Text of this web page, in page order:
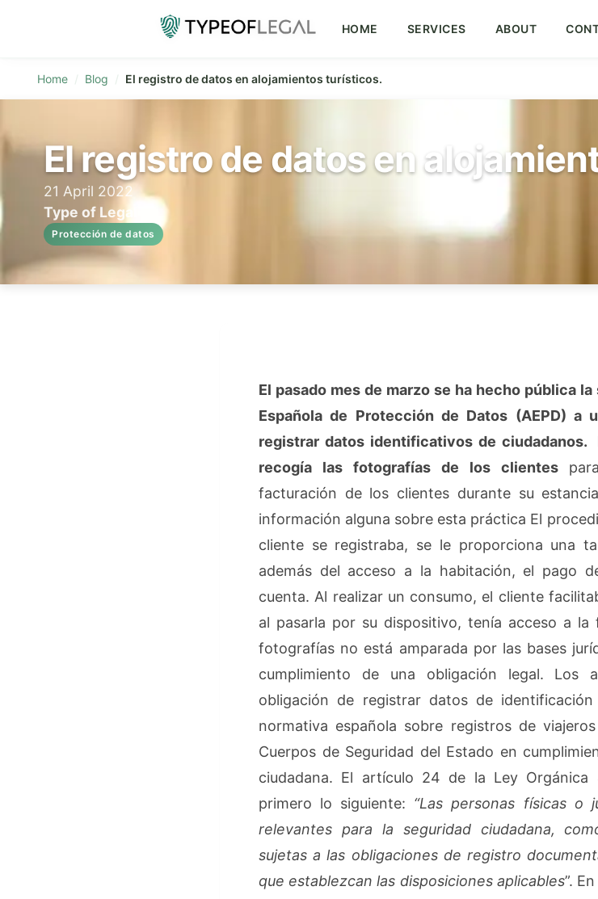
HOME SERVICES ABOUT
Home Blog El registro de datos en alojamientos turísticos.
El registro de datos en
21 April 2022
Type of Legal
Protección de datos
El pasado mes de marzo se ha hecho pública
Española de Protección de Datos (AEPD) a
registrar datos identificativos de
recogía las fotografías de los clientes
facturación de los clientes durante su
información alguna sobre esta práctica El
cliente se registraba, se le proporciona una
además del acceso a la habitación, el pago
cuenta. Al realizar un consumo, el cliente
al pasarla por su dispositivo, tenía acceso a
fotografías no está amparada por las bases
cumplimiento de una obligación legal. Los
obligación de registrar datos de
normativa española sobre registros de
Cuerpos de Seguridad del Estado en
ciudadana. El artículo 24 de la Ley
primero lo siguiente: “Las personas físicas o
relevantes para la seguridad ciudadana,
sujetas a las obligaciones de registro
que establezcan las disposiciones aplicables”.